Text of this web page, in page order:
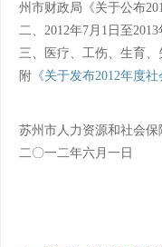
州市财政局《关于公布
二、2012年7月1日至
三、医疗、工伤、生育、
附 《关于发布2012年度
苏州市人力资源和社会保
二〇一二年六月一日